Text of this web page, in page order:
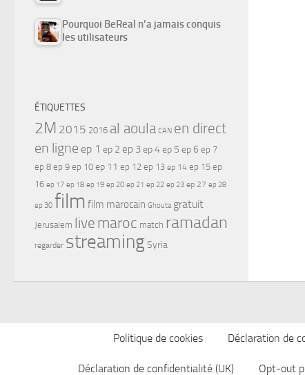
Pourquoi BeReal n’a jamais conquis
les utilisateurs
ÉTIQUETTES
2M 2015 2016 al aoula CAN en direct
en ligne ep 1 ep 2 ep 3ep 4ep 5 ep 6 ep 7
ep 8 ep 9 ep 10 ep 11 ep 12 ep 13 ep 14 ep 15 ep
16 ep 17 ep 18 ep 19 ep 20 ep 21 ep 22 ep 23 ep 27 ep 28
ep 30 film film marocain Ghouta gratuit
Jerusalem live maroc match ramadan
regarder streamingSyria
Politique de cookies Déclaration de
Déclaration de confidentialité (UK) Opt-out